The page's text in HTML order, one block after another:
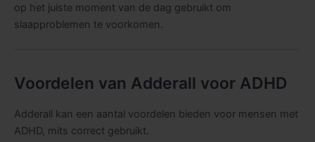
op het juiste moment van de dag gebruikt om
slaapproblemen te voorkomen.
Voordelen van Adderall voor ADHD
Adderall kan een aantal voordelen bieden voor mensen met
ADHD, mits correct gebruikt.